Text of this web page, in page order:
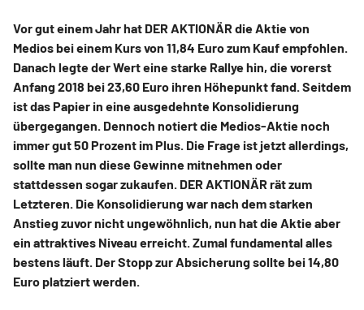
Vor gut einem Jahr hat DER AKTIONÄR die Aktie von
Medios bei einem Kurs von 11,84 Euro zum Kauf empfohlen.
Danach legte der Wert eine starke Rallye hin, die vorerst
Anfang 2018 bei 23,60 Euro ihren Höhepunkt fand. Seitdem
ist das Papier in eine ausgedehnte Konsolidierung
übergegangen. Dennoch notiert die Medios-Aktie noch
immer gut 50 Prozent im Plus. Die Frage ist jetzt allerdings,
sollte man nun diese Gewinne mitnehmen oder
stattdessen sogar zukaufen. DER AKTIONÄR rät zum
Letzteren. Die Konsolidierung war nach dem starken
Anstieg zuvor nicht ungewöhnlich, nun hat die Aktie aber
ein attraktives Niveau erreicht. Zumal fundamental alles
bestens läuft. Der Stopp zur Absicherung sollte bei 14,80
Euro platziert werden.